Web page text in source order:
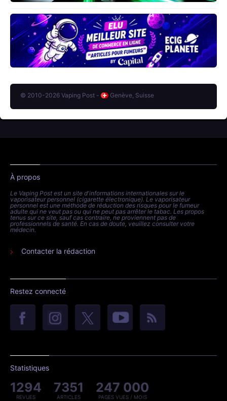
© 2010-2026 Vaping Post - Genève, Suisse
À propos
Le Vaping Post est un site d'informations internationales sur le
vaporisateur personnel (cigarette électronique). Le vaporisateur
personnel est une méthode de réduction des risques pour le fumeur
adulte qui ne veut pas ou qui ne peut pas arrêter le tabac. Les propos
tenus sur ce site, sauf cas contraire, ne proviennent pas de
professionnels de santé. En cas de doute, veuillez consulter votre
médecin.
Contacter la rédaction
Restez connecté
Statistiques
1294
REVUES
7351
ARTICLES
247 000
PAGES VUES / MOIS